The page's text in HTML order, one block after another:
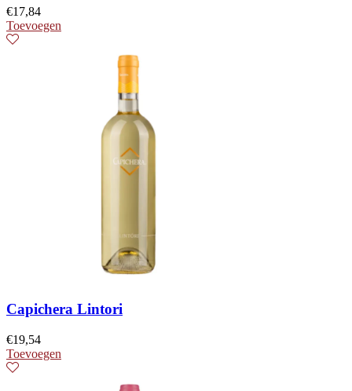
€17,84
Toevoegen
Capichera Lintori
€19,54
Toevoegen